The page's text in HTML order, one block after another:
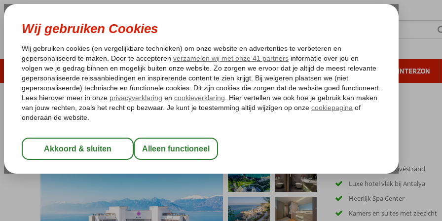
LAST MINUTE ZOMER 2026 ZONVAKANTIE VERRE REIZEN ALL INCLUSIVE WINTERZON
Pakketgarantie Laagsteprijsgarantie* Gratis annuleren*
Home
Turkije Turkse Riviera
Akra Hotel
Logies Hotel
Direct aan het privéstrand
Luxe hotel vlak bij Antalya
Heerlijk Spa Center
Kamers en suites met zeezicht